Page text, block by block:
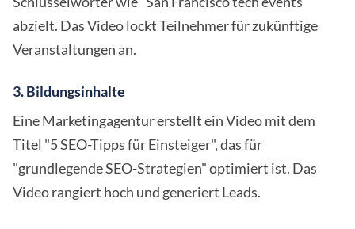
abzielt. Das Video lockt Teilnehmer für zukünftige
Veranstaltungen an.
3. Bildungsinhalte
Eine Marketingagentur erstellt ein Video mit dem
Titel "5 SEO-Tipps für Einsteiger", das für
"grundlegende SEO-Strategien" optimiert ist. Das
Video rangiert hoch und generiert Leads.